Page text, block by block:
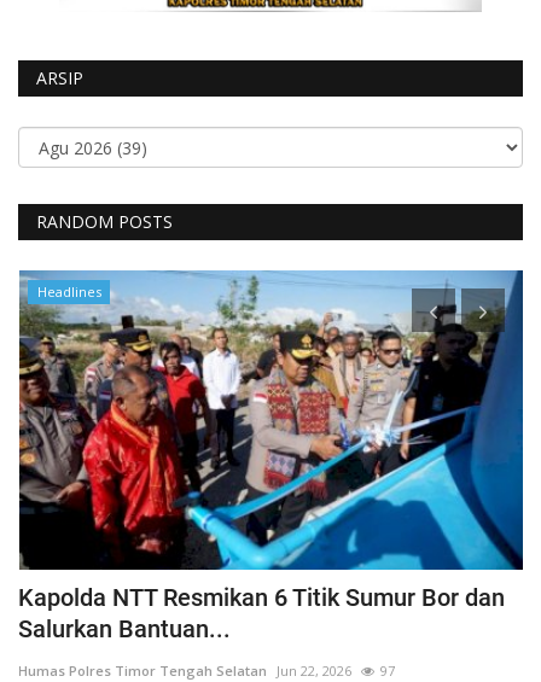
ARSIP
RANDOM POSTS
Headlines
Kapolda NTT Resmikan 6 Titik Sumur Bor dan
Salurkan Bantuan...
Humas Polres Timor Tengah Selatan Jun 22, 2026 97